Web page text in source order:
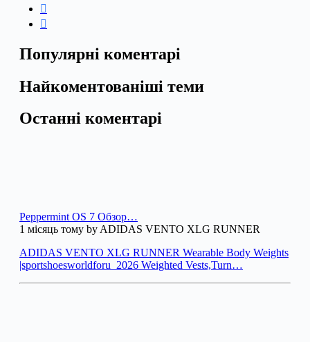
Популярні коментарі
Найкоментованіші теми
Останні коментарі
Peppermint OS 7 Обзор…
1 місяць тому by ADIDAS VENTO XLG RUNNER
ADIDAS VENTO XLG RUNNER Wearable Body Weights
|sportshoesworldforu_2026 Weighted Vests,Turn…